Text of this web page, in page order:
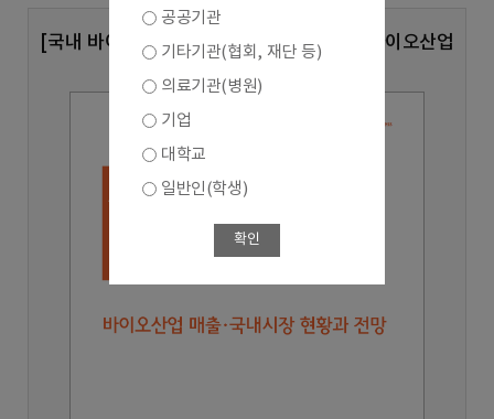
[국내 바이오산업 실태조사 심층분석 8호] 바이오산업
매출,국내시장 현황과 전망
공공기관
기타기관(협회, 재단 등)
의료기관(병원)
기업
대학교
일반인(학생)
확인